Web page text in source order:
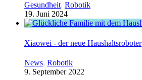
Gesundheit, Robotik
19. Juni 2024
Xiaowei - der neue Haushaltsroboter
News, Robotik
9. September 2022